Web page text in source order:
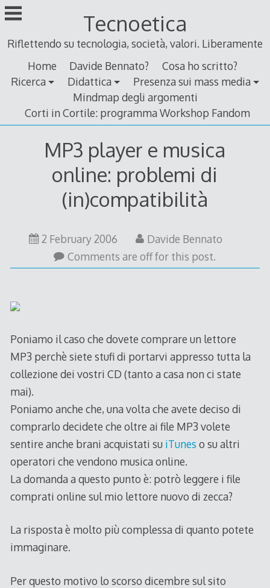
Skip
to
Tecnoetica
Riflettendo su tecnologia, società, valori. Liberamente
Home
Davide Bennato?
Cosa ho scritto?
Ricerca
Didattica
Presenza sui mass media
Mindmap degli argomenti
Corti in Cortile: programma Workshop Fandom
MP3 player e musica
online: problemi di
(in)compatibilità
2 February 2006
February
Davide Bennato
Comments are off for this post.
Poniamo il caso che dovete comprare un lettore
MP3 perchè siete stufi di portarvi appresso tutta la
collezione dei vostri CD (tanto a casa non ci state
mai).
Poniamo anche che, una volta che avete deciso di
comprarlo decidete che oltre ai file MP3 volete
sentire anche brani acquistati su iTunes o su altri
operatori che vendono musica online.
La domanda a questo punto è: potrò leggere i file
comprati online sul mio lettore nuovo di zecca?
La risposta è molto più complessa di quanto potete
immaginare.
Per questo motivo lo scorso dicembre sul sito